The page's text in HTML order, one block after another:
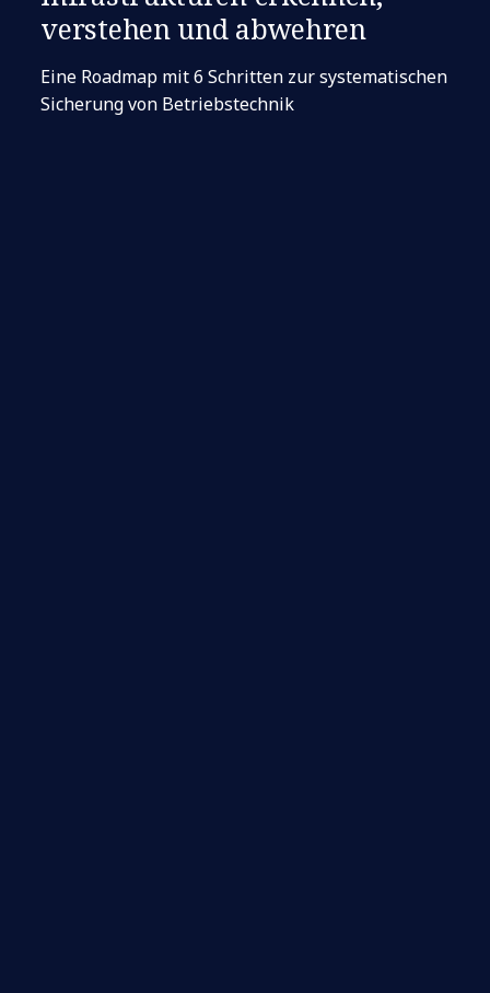
verstehen und abwehren
Eine Roadmap mit 6 Schritten zur systematischen
Sicherung von Betriebstechnik